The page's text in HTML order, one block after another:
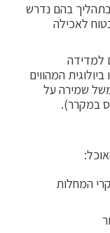
בהם נדרש
לאכילה
למדידה
המהווים
שמירה על
המחלות